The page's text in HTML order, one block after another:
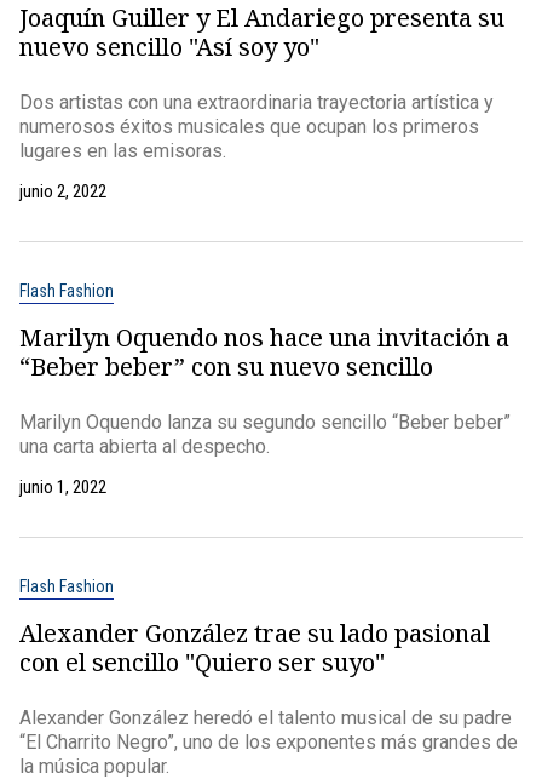
Joaquín Guiller y El Andariego presenta su
nuevo sencillo "Así soy yo"
Dos artistas con una extraordinaria trayectoria artística y
numerosos éxitos musicales que ocupan los primeros
lugares en las emisoras.
junio 2, 2022
Flash Fashion
Marilyn Oquendo nos hace una invitación a
“Beber beber” con su nuevo sencillo
Marilyn Oquendo lanza su segundo sencillo “Beber beber”
una carta abierta al despecho.
junio 1, 2022
Flash Fashion
Alexander González trae su lado pasional
con el sencillo "Quiero ser suyo"
Alexander González heredó el talento musical de su padre
“El Charrito Negro”, uno de los exponentes más grandes de
la música popular.